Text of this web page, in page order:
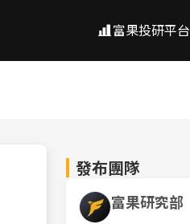
富果投研平台
發布團隊
富果研究部